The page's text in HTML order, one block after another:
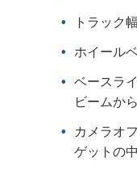
トラック
ホイール
ベースラ
ビームか
カメラオ
ゲットの